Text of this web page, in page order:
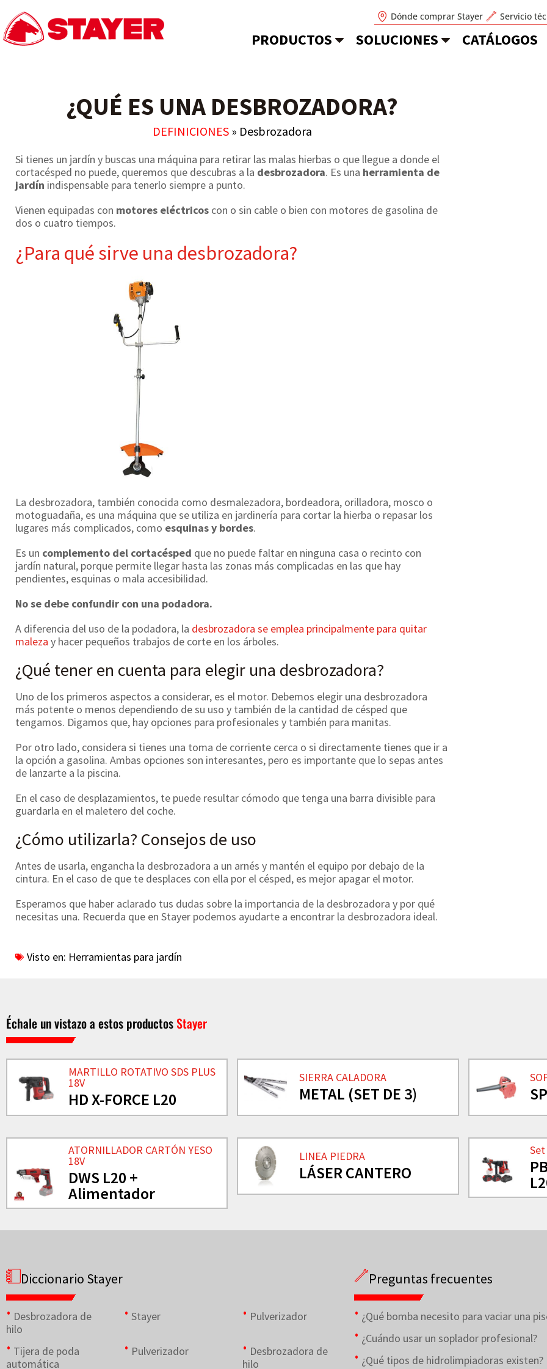
Dónde comprar Stayer Servicio
PRODUCTOS SOLUCIONES CATÁLOGOS
¿QUÉ ES UNA DESBROZADORA?
DEFINICIONES» Desbrozadora
Si tienes un jardín y buscas una máquina para retirar las malas hierbas o que llegue a donde el
cortacésped no puede, queremos que descubras a la desbrozadora. Es una herramienta de
jardín indispensable para tenerlo siempre a punto.
Vienen equipadas con motores eléctricos con o sin cable o bien con motores de gasolina de
dos o cuatro tiempos.
¿Para qué sirve una desbrozadora?
La desbrozadora, también conocida como desmalezadora, bordeadora, orilladora, mosco o
motoguadaña, es una máquina que se utiliza en jardinería para cortar la hierba o repasar los
lugares más complicados, como esquinas y bordes.
Es un complemento del cortacésped que no puede faltar en ninguna casa o recinto con
jardín natural, porque permite llegar hasta las zonas más complicadas en las que hay
pendientes, esquinas o mala accesibilidad.
No se debe confundir con una podadora.
A diferencia del uso de la podadora, la desbrozadora se emplea principalmente para quitar
maleza y hacer pequeños trabajos de corte en los árboles.
¿Qué tener en cuenta para elegir una desbrozadora?
Uno de los primeros aspectos a considerar, es el motor. Debemos elegir una desbrozadora
más potente o menos dependiendo de su uso y también de la cantidad de césped que
tengamos. Digamos que, hay opciones para profesionales y también para manitas.
Por otro lado, considera si tienes una toma de corriente cerca o si directamente tienes que ir a
la opción a gasolina. Ambas opciones son interesantes, pero es importante que lo sepas antes
de lanzarte a la piscina.
En el caso de desplazamientos, te puede resultar cómodo que tenga una barra divisible para
guardarla en el maletero del coche.
¿Cómo utilizarla? Consejos de uso
Antes de usarla, engancha la desbrozadora a un arnés y mantén el equipo por debajo de la
cintura. En el caso de que te desplaces con ella por el césped, es mejor apagar el motor.
Esperamos que haber aclarado tus dudas sobre la importancia de la desbrozadora y por qué
necesitas una. Recuerda que en Stayer podemos ayudarte a encontrar la desbrozadora ideal.
Visto en: Herramientas para jardín
Échale un vistazo a estos productosStayer
MARTILLO ROTATIVO SDS PLUS
18V
HD X-FORCE L20
SIERRA CALADORA
METAL (SET DE 3)
ATORNILLADOR CARTÓN YESO
18V
DWS L20 +
Alimentador
LINEA PIEDRA
LÁSER CANTERO
Diccionario Stayer
Desbrozadora de
hilo
Stayer Pulverizador
Tijera de poda
automática
Pulverizador
Desbrozadora de
hilo
Preguntas frecuentes
¿Qué bomba necesito para vaciar una
¿Cuándo usar un soplador profesional?
¿Qué tipos de hidrolimpiadoras existen?